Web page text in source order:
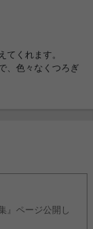
ア おしゃれ おすす
くれます。
、色々なくつろぎ
』ページ公開し